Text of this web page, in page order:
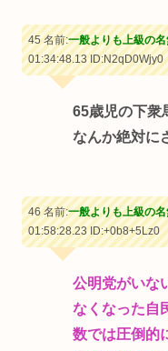
45 名前:一般よりも上級の
01:34:48.13ID:N2qD0Wjy0
65歳児の下衆
なんか絶対に
46 名前:一般よりも上級の
01:58:28.23ID:+0b8+5Lz0
公明党がいな
なくなった自
数では圧倒的